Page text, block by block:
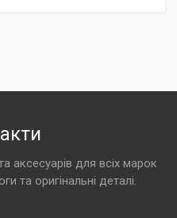
аксесуарів для всіх марок
та оригінальні деталі.